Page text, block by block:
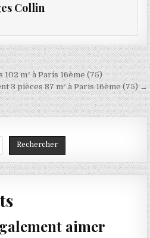
Collin
m² à Paris 16ème (75)
3 pièces 87 m² à Paris 16ème (75) →
Rechercher
aimer